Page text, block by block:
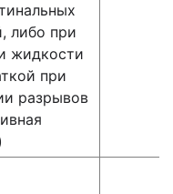
либо при
жидкости
при
разрывов